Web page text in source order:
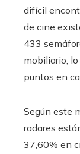
difícil
de cine
433
mobiliario,
puntos en
Según este
radares
37,60% en